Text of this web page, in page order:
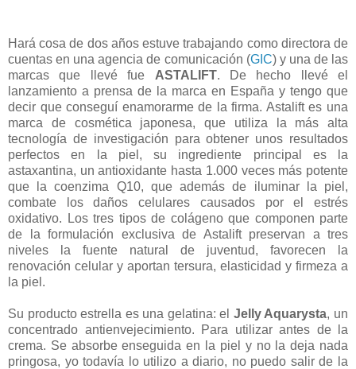
Hará cosa de dos años estuve trabajando como directora de
cuentas en una agencia de comunicación (GIC) y una de las
marcas que llevé fue ASTALIFT. De hecho llevé el
lanzamiento a prensa de la marca en España y tengo que
decir que conseguí enamorarme de la firma. Astalift es una
marca de cosmética japonesa, que utiliza la más alta
tecnología de investigación para obtener unos resultados
perfectos en la piel, su ingrediente principal es la
astaxantina, un antioxidante hasta 1.000 veces más potente
que la coenzima Q10, que además de iluminar la piel,
combate los daños celulares causados por el estrés
oxidativo. Los tres tipos de colágeno que componen parte
de la formulación exclusiva de Astalift preservan a tres
niveles la fuente natural de juventud, favorecen la
renovación celular y aportan tersura, elasticidad y firmeza a
la piel.
Su producto estrella es una gelatina: el Jelly Aquarysta, un
concentrado antienvejecimiento. Para utilizar antes de la
crema. Se absorbe enseguida en la piel y no la deja nada
pringosa, yo todavía lo utilizo a diario, no puedo salir de la